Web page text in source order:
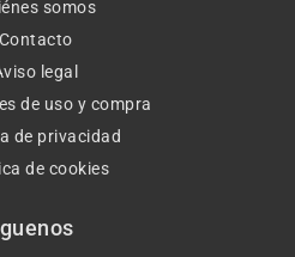
somos
Contacto
legal
de uso y compra
de privacidad
de cookies